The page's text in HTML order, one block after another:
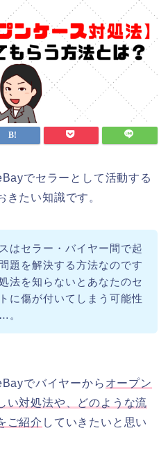
でセラーとして活動する
きたい知識です。
はセラー・バイヤー間で起
題を解決する方法なのです
法を知らないとあなたのセ
に傷が付いてしまう可能性
。
でバイヤーから オープン
い対処法や、どのような流
ご紹介 していきたいと思い